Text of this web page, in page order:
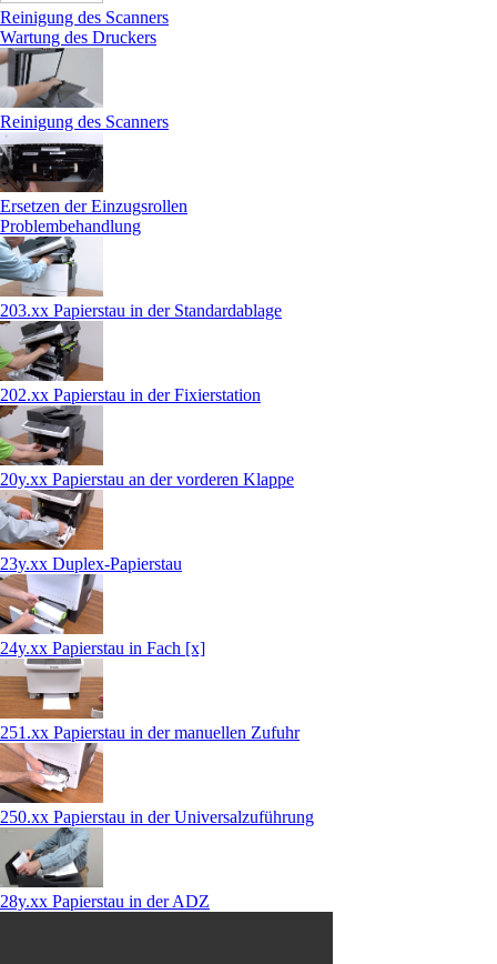
Reinigung des Scanners
Wartung des Druckers
Reinigung des Scanners
Ersetzen der Einzugsrollen
Problembehandlung
203.xx Papierstau in der Standardablage
202.xx Papierstau in der Fixierstation
20y.xx Papierstau an der vorderen Klappe
23y.xx Duplex-Papierstau
24y.xx Papierstau in Fach [x]
251.xx Papierstau in der manuellen Zufuhr
250.xx Papierstau in der Universalzuführung
28y.xx Papierstau in der ADZ